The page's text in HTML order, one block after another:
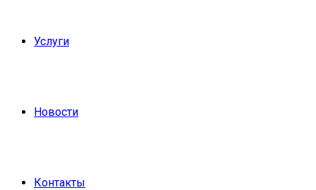
Услуги
Новости
Контакты